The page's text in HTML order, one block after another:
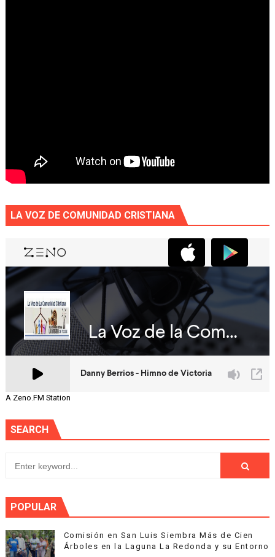
LA VOZ DE COMUNIDAD CRISTIANA
A Zeno.FM Station
SEARCH
POPULAR
Comisión en San Luis Siembra Más de Cien
Árboles en la Laguna La Redonda y su Entorno